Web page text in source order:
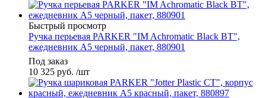
Быстрый просмотр
Ручка перьевая PARKER "IM Achromatic Black BT",
ежедневник А5 черный, пакет, 880901
Под заказ
10 325 руб. /шт